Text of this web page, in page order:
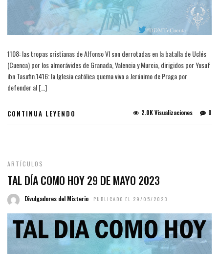
1108: las tropas cristianas de Alfonso VI son derrotadas en la batalla de Uclés
(Cuenca) por los almorávides de Granada, Valencia y Murcia, dirigidos por Yusuf
ibn Tasufin.1416: la Iglesia católica quema vivo a Jerónimo de Praga por
defender al […]
CONTINUA LEYENDO 0
2.0K Visualizaciones
ARTÍCULOS
TAL DÍA COMO HOY 29 DE MAYO 2023
Divulgadores del Misterio PUBLICADO EL 29/05/2023